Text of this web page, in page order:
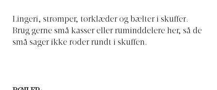
Lingeri, strømper, tørklæder og bælter i skuffer.
Brug gerne små kasser eller ruminddelere her, så de
små sager ikke roder rundt i skuffen.